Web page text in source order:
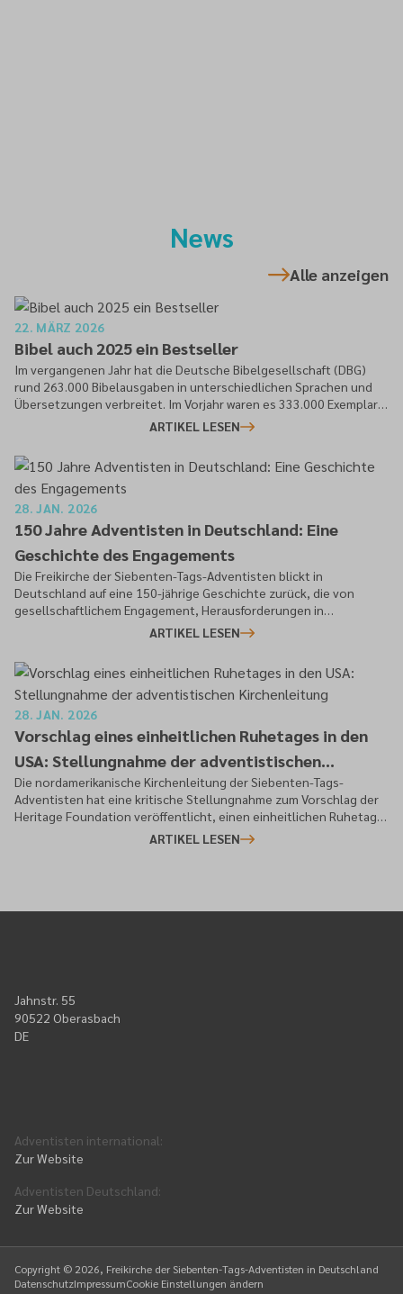
News
Alle anzeigen
22. MÄRZ 2026
Bibel auch 2025 ein Bestseller
Im vergangenen Jahr hat die Deutsche Bibelgesellschaft (DBG)
rund 263.000 Bibelausgaben in unterschiedlichen Sprachen und
Übersetzungen verbreitet. Im Vorjahr waren es 333.000 Exemplare.
Dies geht aus einer Pressemitteilung der DBG hervor.
ARTIKEL LESEN
28. JAN. 2026
150 Jahre Adventisten in Deutschland: Eine
Geschichte des Engagements
Die Freikirche der Siebenten-Tags-Adventisten blickt in
Deutschland auf eine 150-jährige Geschichte zurück, die von
gesellschaftlichem Engagement, Herausforderungen in
Kriegszeiten und beständigem Wachstum geprägt ist.
ARTIKEL LESEN
28. JAN. 2026
Vorschlag eines einheitlichen Ruhetages in den
USA: Stellungnahme der adventistischen
Kirchenleitung
Die nordamerikanische Kirchenleitung der Siebenten-Tags-
Adventisten hat eine kritische Stellungnahme zum Vorschlag der
Heritage Foundation veröffentlicht, einen einheitlichen Ruhetag
in den USA gesetzlich festzulegen.
ARTIKEL LESEN
Jahnstr. 55
90522 Oberasbach
DE
Adventisten international:
Zur Website
Adventisten Deutschland:
Zur Website
Copyright © 2026, Freikirche der Siebenten-Tags-Adventisten in Deutschland
DatenschutzImpressumCookie Einstellungen ändern